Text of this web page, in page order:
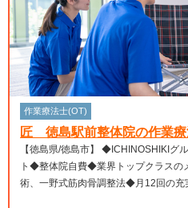
作業療法士(OT)
匠 徳島駅前整体院の作業療
【徳島県/徳島市】 ◆ICHINOSHIKIグループ◆年収1000万円への最短ルー
ト◆整体院自費◆業界トップクラスの
術、一野式筋肉骨調整法◆月12回の